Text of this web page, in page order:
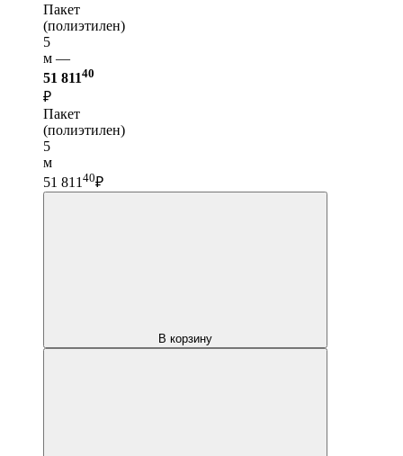
Пакет
(полиэтилен)
5
м —
51 81140
₽
Пакет
(полиэтилен)
5
м
51 811 40₽
В корзину